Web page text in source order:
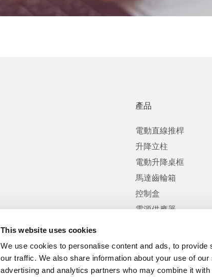
This website uses cookies
We use cookies to personalise content and ads, to
our traffic. We also share information about your use of
advertising and analytics partners who may combine it with
產品
電動直線推桿
升降立柱
電動升降桌框
馬達齒輪箱
控制盒
電源供應器